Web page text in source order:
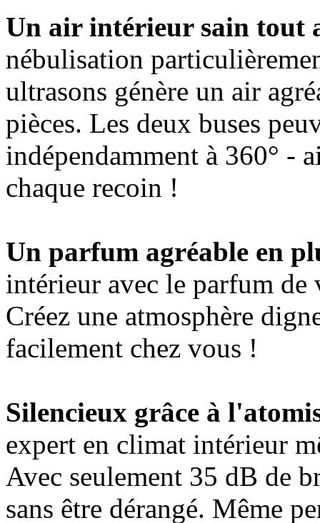
Un air intérieur sain tout
nébulisation
ultrasons génère un air
pièces. Les deux buses
indépendamment à 360° -
chaque recoin !
Un parfum agréable en
intérieur avec le parfum de
Créez une atmosphère
facilement chez vous !
Silencieux grâce à
expert en climat intérieur
Avec seulement 35 dB de
sans être dérangé. Même